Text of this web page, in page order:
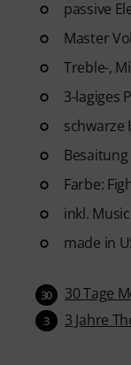
passive
Master
Treble-,
3-lagiges
schwarze
Besaitung
Farbe:
inkl.
made in
30 30 Tage
3 3 Jahre